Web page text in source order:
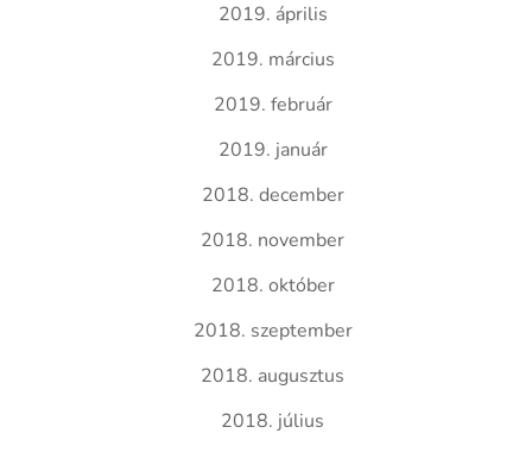
2019. április
2019. március
2019. február
2019. január
2018. december
2018. november
2018. október
2018. szeptember
2018. augusztus
2018. július